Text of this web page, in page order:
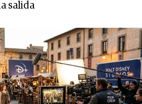
salida